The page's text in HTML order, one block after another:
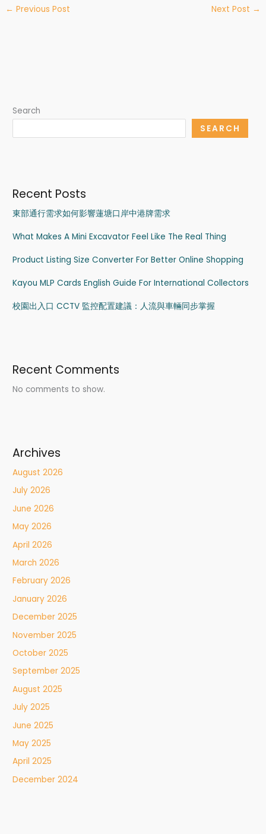
← Previous Post Next Post →
Search
SEARCH
Recent Posts
東部通行需求如何影響蓮塘口岸中港牌需求
What Makes A Mini Excavator Feel Like The Real Thing
Product Listing Size Converter For Better Online Shopping
Kayou MLP Cards English Guide For International Collectors
校園出入口 CCTV 監控配置建議：人流與車輛同步掌握
Recent Comments
No comments to show.
Archives
August 2026
July 2026
June 2026
May 2026
April 2026
March 2026
February 2026
January 2026
December 2025
November 2025
October 2025
September 2025
August 2025
July 2025
June 2025
May 2025
April 2025
December 2024